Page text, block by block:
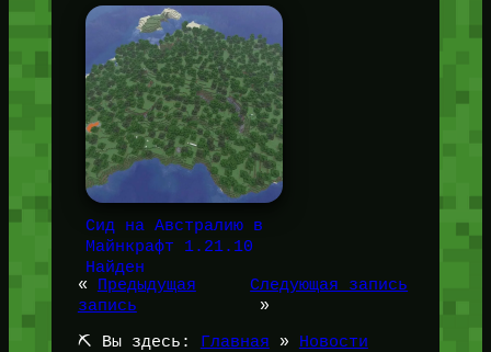
Сид на Австралию в
Майнкрафт 1.21.10
Найден
«
Предыдущая
запись
Следующая запись
»
⛏️ Вы здесь: Главная » Новости